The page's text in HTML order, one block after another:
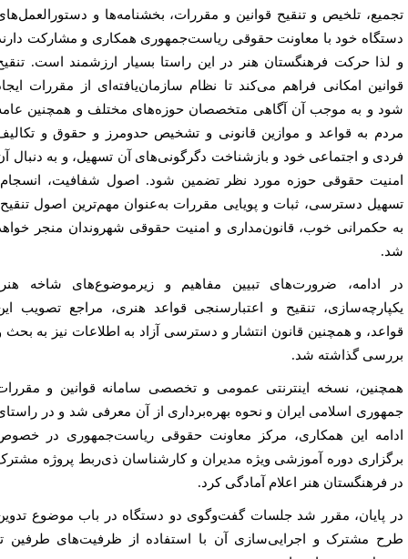
تلخیص و تنقیح قوانین و مقررات، بخشنامه‌ها و دستورالعمل‌های
خود با معاونت حقوقی ریاست‌جمهوری همکاری و مشارکت دارند
حرکت فرهنگستان هنر در این راستا بسیار ارزشمند است. تنقیح
امکانی فراهم می‌کند تا نظام سازمان‌یافته‌ای از مقررات ایجاد
و به موجب آن آگاهی متخصصان حوزه‌های مختلف و همچنین عامه
به قواعد و موازین قانونی و تشخیص حدومرز و حقوق و تکالیف
و اجتماعی خود و بازشناخت دگرگونی‌های آن تسهیل، و به دنبال آن
حقوقی حوزه مورد نظر تضمین شود. اصول شفافیت، انسجام،
دسترسی، ثبات و پویایی مقررات به‌عنوان مهم‌ترین اصول تنقیح،
حکمرانی خوب، قانون‌مداری و امنیت حقوقی شهروندان منجر خواهد
ادامه، ضرورت‌های تبیین مفاهیم و زیرموضوع‌های شاخه هنر،
تنقیح و اعتبارسنجی قواعد هنری، مراجع تصویب این
و همچنین قانون انتشار و دسترسی آزاد به اطلاعات نیز به بحث و
گذاشته شد.
نسخه اینترنتی عمومی و تخصصی سامانه قوانین و مقررات
اسلامی ایران و نحوه بهره‌برداری از آن معرفی شد و در راستای
این همکاری، مرکز معاونت حقوقی ریاست‌جمهوری در خصوص
دوره آموزشی ویژه مدیران و کارشناسان ذی‌ربط پروژه مشترک
فرهنگستان هنر اعلام آمادگی کرد.
پایان، مقرر شد جلسات گفت‌وگوی دو دستگاه در باب موضوع تدوین
مشترک و اجرایی‌سازی آن با استفاده از ظرفیت‌های طرفین تا